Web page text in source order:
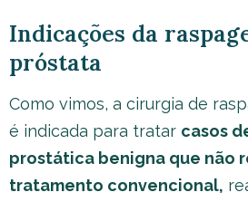
Indicações da
próstata
Como vimos, a cirurgia de
é indicada para tratar casos
prostática benigna que não
tratamento convencional,